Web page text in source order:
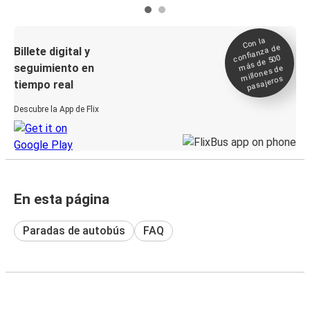
Billete digital y
seguimiento en
tiempo real
Descubre la App de Flix
Con la
confianza de
más de 500
millones de
pasajeros
En esta página
Paradas de autobús FAQ